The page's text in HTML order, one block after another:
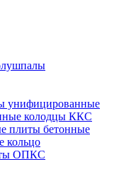
унифицированные
колодцы ККС
плиты бетонные
кольцо
ОПКС